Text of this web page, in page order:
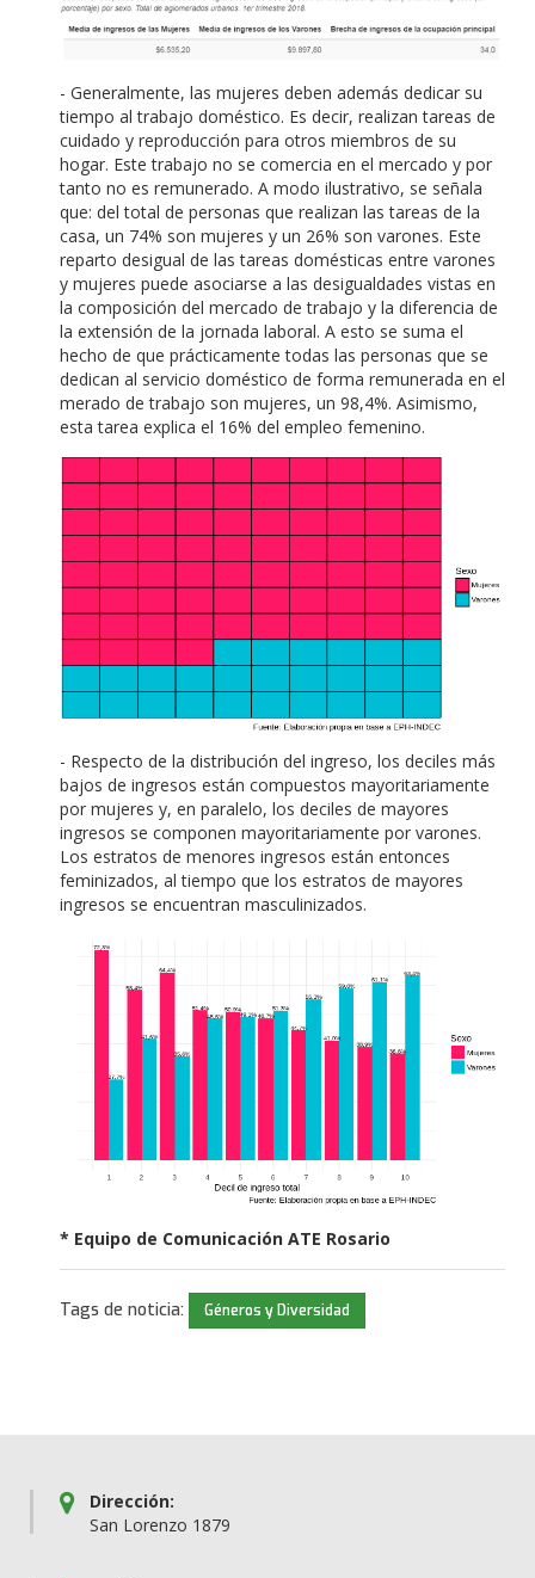
- Generalmente, las mujeres deben además dedicar su
tiempo al trabajo doméstico. Es decir, realizan tareas de
cuidado y reproducción para otros miembros de su
hogar. Este trabajo no se comercia en el mercado y por
tanto no es remunerado. A modo ilustrativo, se señala
que: del total de personas que realizan las tareas de la
casa, un 74% son mujeres y un 26% son varones. Este
reparto desigual de las tareas domésticas entre varones
y mujeres puede asociarse a las desigualdades vistas en
la composición del mercado de trabajo y la diferencia de
la extensión de la jornada laboral. A esto se suma el
hecho de que prácticamente todas las personas que se
dedican al servicio doméstico de forma remunerada en el
merado de trabajo son mujeres, un 98,4%. Asimismo,
esta tarea explica el 16% del empleo femenino.
- Respecto de la distribución del ingreso, los deciles más
bajos de ingresos están compuestos mayoritariamente
por mujeres y, en paralelo, los deciles de mayores
ingresos se componen mayoritariamente por varones.
Los estratos de menores ingresos están entonces
feminizados, al tiempo que los estratos de mayores
ingresos se encuentran masculinizados.
* Equipo de Comunicación ATE Rosario
Tags de noticia: Géneros y Diversidad
Dirección:
San Lorenzo 1879